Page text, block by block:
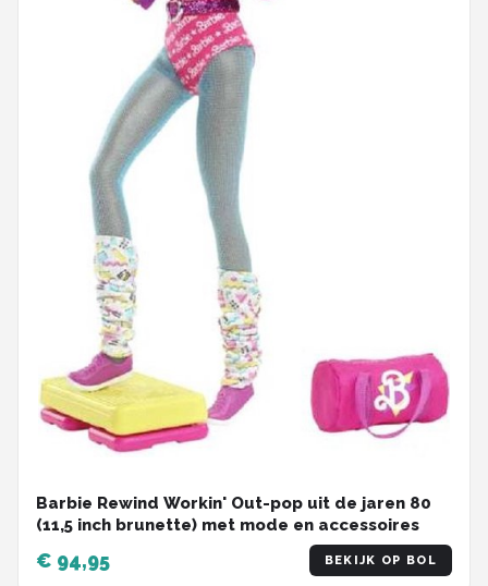
Barbie Rewind Workin' Out-pop uit de jaren 80
(11,5 inch brunette) met mode en accessoires
€ 94,95 BEKIJK OP BOL